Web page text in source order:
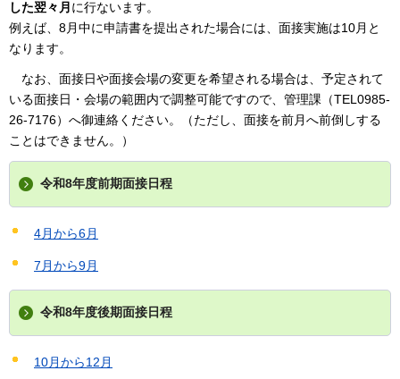
した翌々月 に行ないます。
例えば、8月中に申請書を提出された場合には、面接実施は10月と
なります。
なお 、面接日や面接会場の変更を希望される場合は、予定されて
いる面接日・会場の範囲内で調整可能ですので、管理課（TEL0985-
26-7176）へ御連絡ください。（ただし、面接を前月へ前倒しする
ことはできません。）
令和8年度前期面接日程
4月から6月
7月から9月
令和8年度後期面接日程
10月から12月